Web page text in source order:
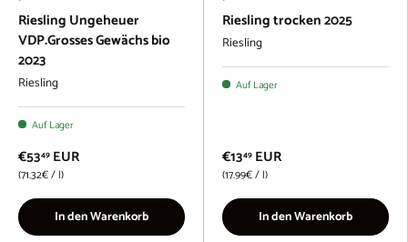
Riesling Ungeheuer
VDP.Grosses Gewächs bio
2023
Riesling
Auf Lager
€5349 EUR
Grundpreis
71.32€/l
In den Warenkorb
Riesling trocken 2025
Riesling
Auf Lager
€1349 EUR
Grundpreis
17.99€/l
In den Warenkorb